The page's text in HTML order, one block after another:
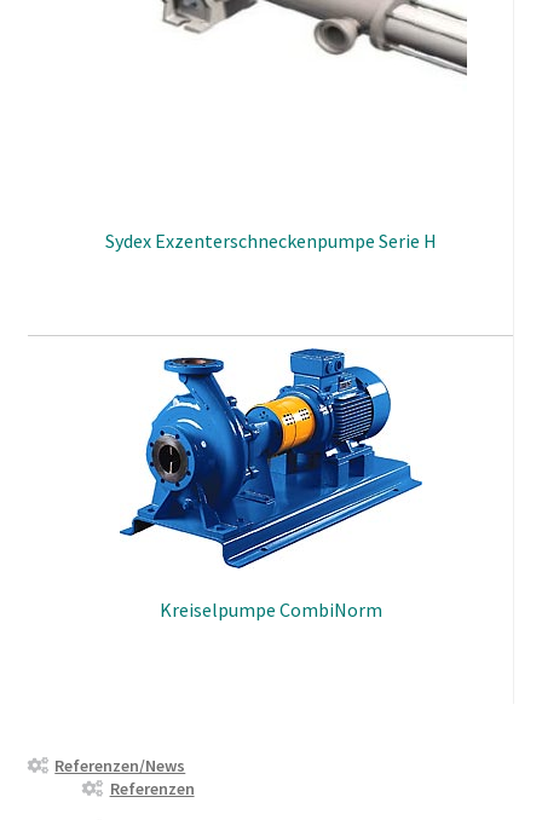
Sydex Exzenterschneckenpumpe Serie H
Kreiselpumpe CombiNorm
Referenzen/News
Referenzen